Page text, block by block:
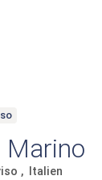
Marino
Italien